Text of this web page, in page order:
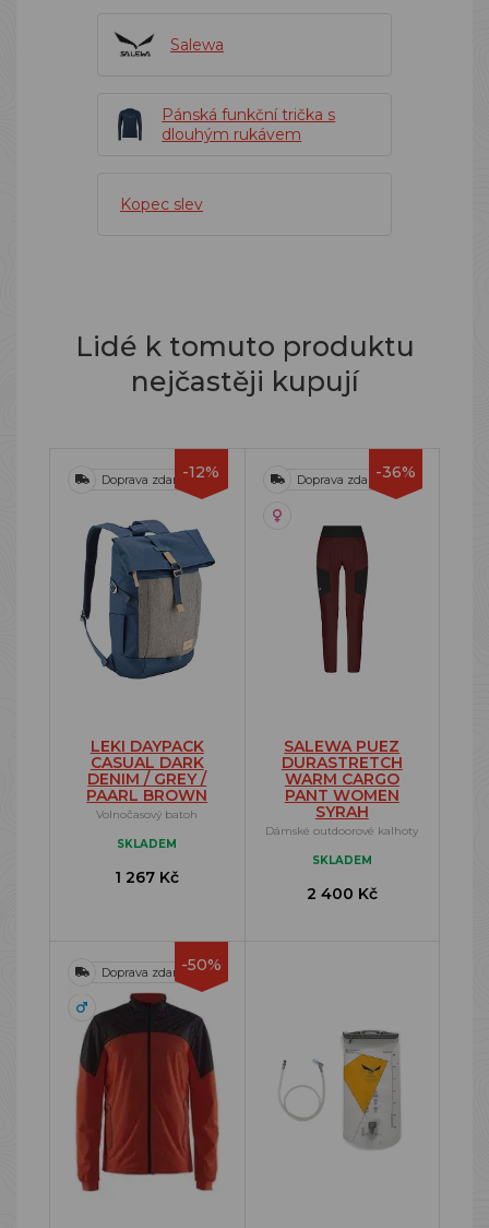
Salewa
Pánská funkční trička s
dlouhým rukávem
Kopec slev
Lidé k tomuto produktu
nejčastěji kupují
-12%
Doprava zdarma
LEKI DAYPACK
CASUAL DARK
DENIM / GREY /
PAARL BROWN
Volnočasový batoh
SKLADEM
1 267 Kč
-36%
Doprava zdarma
SALEWA PUEZ
DURASTRETCH
WARM CARGO
PANT WOMEN
SYRAH
Dámské outdoorové kalhoty
SKLADEM
2 400 Kč
-50%
Doprava zdarma